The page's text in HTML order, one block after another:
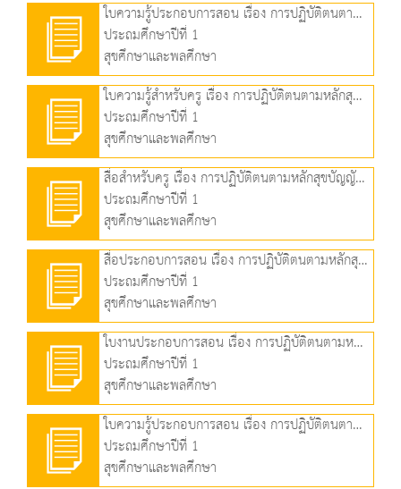
ใบความรู้ประกอบการสอน เรื่อง การปฏิบัติตนตามหลักสุขบัญญัติแห่งชาติ ข้อที่ 7 (167.03 KB)
ประถมศึกษาปีที่ 1
สุขศึกษาและพลศึกษา
ใบความรู้สำหรับครู เรื่อง การปฏิบัติตนตามหลักสุขบัญญัติแห่งชาติ ข้อที่ 7 (107.37 KB)
ประถมศึกษาปีที่ 1
สุขศึกษาและพลศึกษา
สื่อสำหรับครู เรื่อง การปฏิบัติตนตามหลักสุขบัญญัติแห่งชาติ ข้อที่ 7 (711.89 KB)
ประถมศึกษาปีที่ 1
สุขศึกษาและพลศึกษา
สื่อประกอบการสอน เรื่อง การปฏิบัติตนตามหลักสุขบัญญัติแห่งชาติ ข้อที่ 8 และข้อที่ 9 (3.79 MB)
ประถมศึกษาปีที่ 1
สุขศึกษาและพลศึกษา
ใบงานประกอบการสอน เรื่อง การปฏิบัติตนตามหลักสุขบัญญัติแห่งชาติ ข้อที่ 8 และข้อที่ 9 (78.31 KB)
ประถมศึกษาปีที่ 1
สุขศึกษาและพลศึกษา
ใบความรู้ประกอบการสอน เรื่อง การปฏิบัติตนตามหลักสุขบัญญัติแห่งชาติ ข้อที่ 8 และข้อที่ 9 (219.67 KB)
ประถมศึกษาปีที่ 1
สุขศึกษาและพลศึกษา